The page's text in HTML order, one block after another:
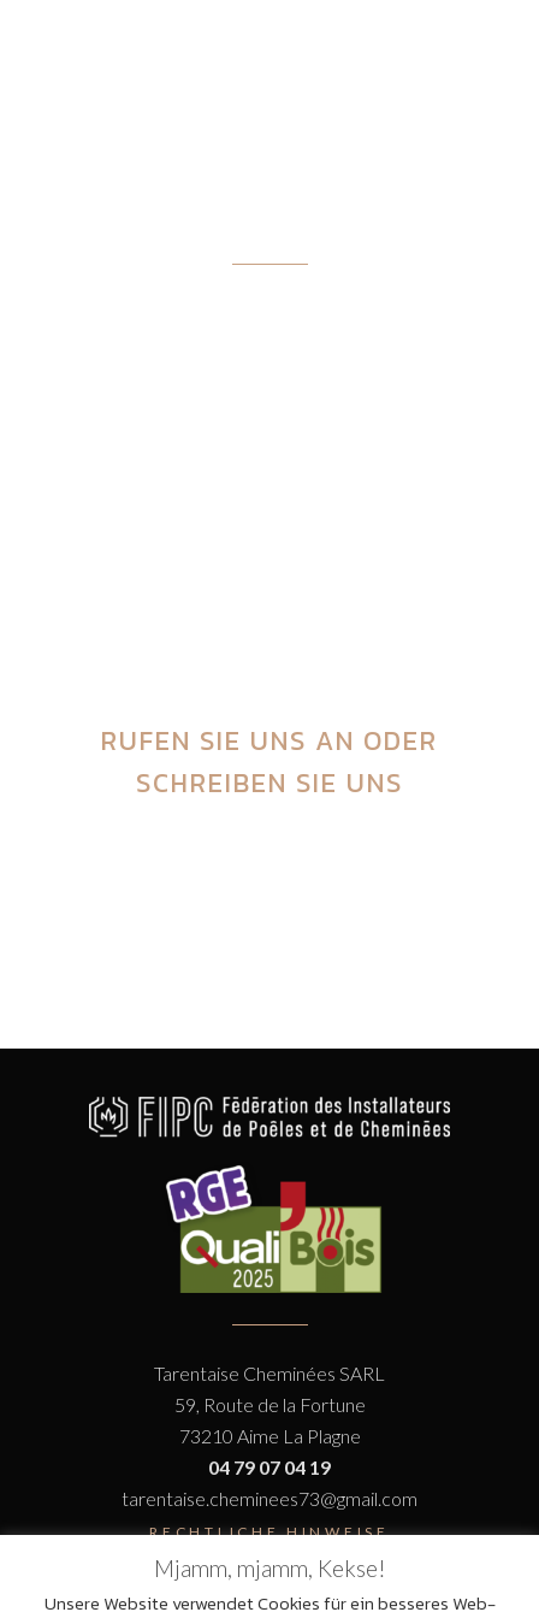
RUFEN SIE UNS AN ODER
SCHREIBEN SIE UNS
Tarentaise Cheminées SARL
59, Route de la Fortune
73210 Aime La Plagne
04 79 07 04 19
tarentaise.cheminees73@gmail.com
RECHTLICHE HINWEISE
Mjamm, mjamm, Kekse!
Unsere Website verwendet Cookies für ein besseres Web-